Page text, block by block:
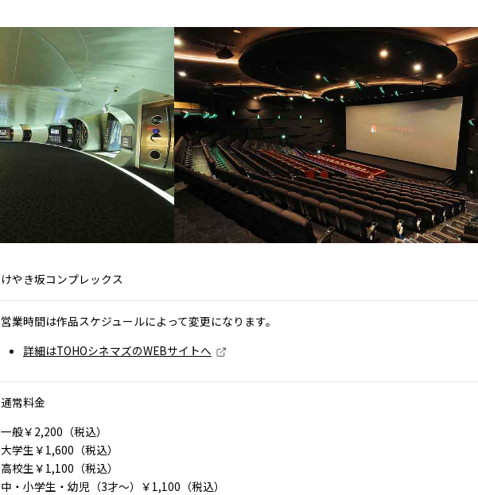
サイト内検索
けやき坂コンプレックス
営業時間は作品スケジュールによって変更になります。
詳細はTOHOシネマズのWEBサイトへ
通常料金
一般￥2,200（税込）
大学生￥1,600（税込）
高校生￥1,100（税込）
中・小学生・幼児（3才～）￥1,100（税込）